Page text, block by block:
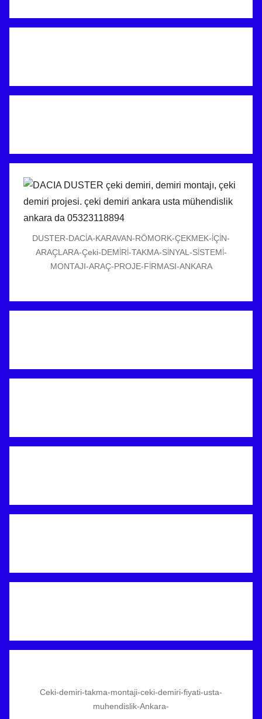
DUSTER-DACİA-KARAVAN-RÖMORK-ÇEKMEK-İÇİN-
ARAÇLARA-Çeki-DEMİRİ-TAKMA-SİNYAL-SİSTEMİ-
MONTAJI-ARAÇ-PROJE-FİRMASI-ANKARA
Ceki-demiri-takma-montaji-ceki-demiri-fiyati-usta-
muhendislik-Ankara-